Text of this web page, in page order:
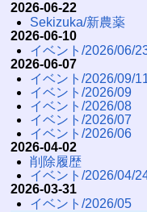
2026-06-22
Sekizuka/新農薬
2026-06-10
イベント/2026/06/
2026-06-07
イベント/2026/09/
イベント/2026/09
イベント/2026/08
イベント/2026/07
イベント/2026/06
2026-04-02
削除履歴
イベント/2026/04/
2026-03-31
イベント/2026/05